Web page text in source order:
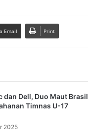
Email Print
dan Dell, Duo Maut Brasil
Timnas U-17
2025